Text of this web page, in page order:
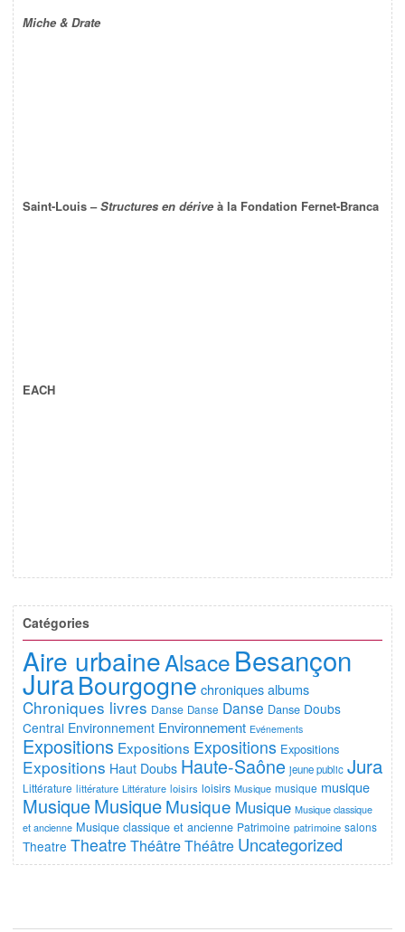
Miche & Drate
Saint-Louis –Structures en dérive à la Fondation Fernet-Branca
EACH
Catégories
Aire urbaineAlsace Besançon
JuraBourgogne chroniques albums
Chroniques livres Danse Danse Danse Danse Doubs
Central Environnement Environnement Evénements
Expositions Expositions Expositions Expositions
Expositions Haut Doubs Haute-Saône jeune public Jura
Littérature littérature Littérature loisirs loisirs Musique musique musique
MusiqueMusiqueMusique Musique Musique classique
et ancienne Musique classique et ancienne Patrimoine patrimoine salons
Theatre Theatre ThéâtreThéâtre Uncategorized